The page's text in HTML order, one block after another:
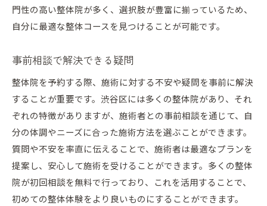
門性の高い整体院が多く、選択肢が豊富に揃っているため、
自分に最適な整体コースを見つけることが可能です。
事前相談で解決できる疑問
整体院を予約する際、施術に対する不安や疑問を事前に解決
することが重要です。渋谷区には多くの整体院があり、それ
ぞれの特徴がありますが、施術者との事前相談を通じて、自
分の体調やニーズに合った施術方法を選ぶことができます。
質問や不安を率直に伝えることで、施術者は最適なプランを
提案し、安心して施術を受けることができます。多くの整体
院が初回相談を無料で行っており、これを活用することで、
初めての整体体験をより良いものにすることができます。